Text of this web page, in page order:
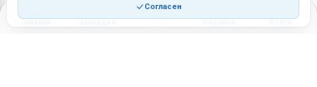
Главная Закладки Корзина Войти
Согласен